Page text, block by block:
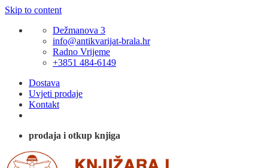
Skip to content
Dežmanova 3
info@antikvarijat-brala.hr
Radno Vrijeme
+3851 484-6149
Dostava
Uvjeti prodaje
Kontakt
prodaja i otkup knjiga